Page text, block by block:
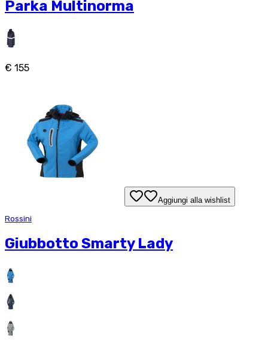
Parka Multinorma
€ 155
Aggiungi alla wishlist
Rossini
Giubbotto Smarty Lady